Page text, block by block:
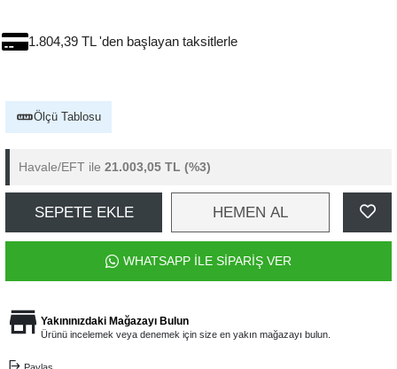
1.804,39 TL 'den başlayan taksitlerle
Ölçü Tablosu
Havale/EFT ile 21.003,05 TL (%3)
SEPETE EKLE HEMEN AL
WHATSAPP İLE SİPARİŞ VER
Yakınınızdaki Mağazayı Bulun
Ürünü incelemek veya denemek için size en yakın mağazayı bulun.